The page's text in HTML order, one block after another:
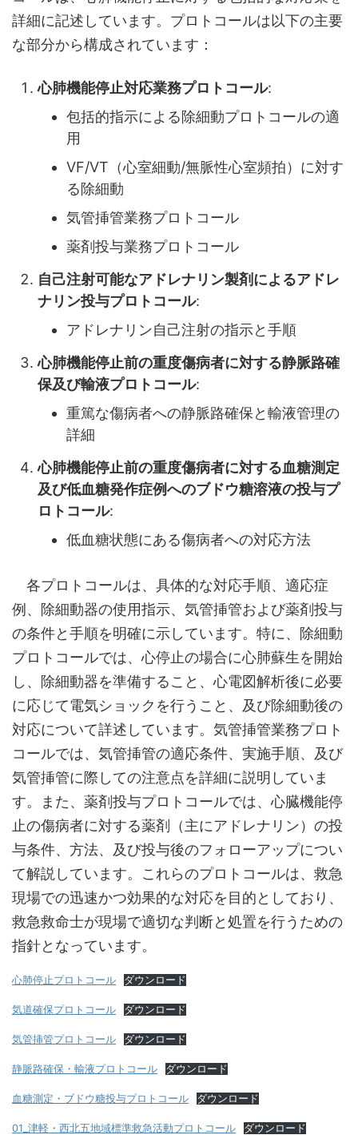
詳細に記述しています。プロトコールは以下の主要
な部分から構成されています：
心肺機能停止対応業務プロトコール:
包括的指示による除細動プロトコールの適
用
VF/VT（心室細動/無脈性心室頻拍）に対す
る除細動
気管挿管業務プロトコール
薬剤投与業務プロトコール
自己注射可能なアドレナリン製剤によるアドレ
ナリン投与プロトコール:
アドレナリン自己注射の指示と手順
心肺機能停止前の重度傷病者に対する静脈路確
保及び輸液プロトコール:
重篤な傷病者への静脈路確保と輸液管理の
詳細
心肺機能停止前の重度傷病者に対する血糖測定
及び低血糖発作症例へのブドウ糖溶液の投与プ
ロトコール:
低血糖状態にある傷病者への対応方法
各プロトコールは、具体的な対応手順、適応症
例、除細動器の使用指示、気管挿管および薬剤投与
の条件と手順を明確に示しています。特に、除細動
プロトコールでは、心停止の場合に心肺蘇生を開始
し、除細動器を準備すること、心電図解析後に必要
に応じて電気ショックを行うこと、及び除細動後の
対応について詳述しています。気管挿管業務プロト
コールでは、気管挿管の適応条件、実施手順、及び
気管挿管に際しての注意点を詳細に説明していま
す。また、薬剤投与プロトコールでは、心臓機能停
止の傷病者に対する薬剤（主にアドレナリン）の投
与条件、方法、及び投与後のフォローアップについ
て解説しています。これらのプロトコールは、救急
現場での迅速かつ効果的な対応を目的としており、
救急救命士が現場で適切な判断と処置を行うための
指針となっています。
心肺停止プロトコール ダウンロード
気道確保プロトコール ダウンロード
気管挿管プロトコール ダウンロード
静脈路確保・輸液プロトコール ダウンロード
血糖測定・ブドウ糖投与プロトコール ダウンロード
01_津軽・西北五地域標準救急活動プロトコール ダウンロード